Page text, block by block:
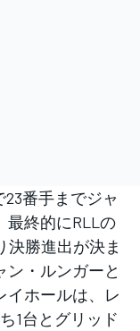
番手までジャ
最終的にRLLの
決勝進出が決ま
ン・ルンガーと
イホールは、レ
1台とグリッド